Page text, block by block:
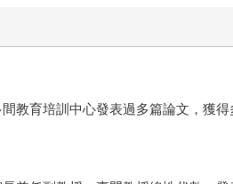
教育培訓中心發表過多篇論文，獲得